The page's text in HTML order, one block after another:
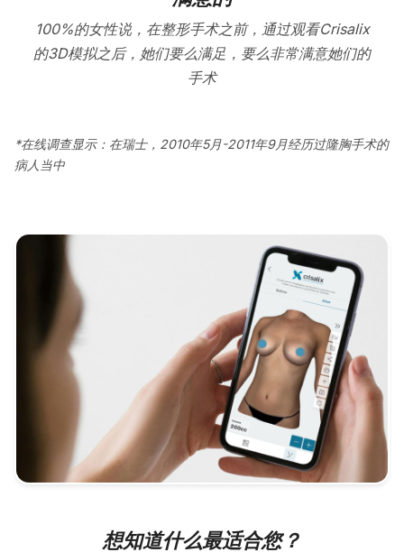
100%的女性说，在整形手术之前，通过观看Crisalix
的3D模拟之后，她们要么满足，要么非常满意她们的
手术
*在线调查显示：在瑞士，2010年5月-2011年9月经历过隆胸手术的
病人当中
想知道什么最适合您？